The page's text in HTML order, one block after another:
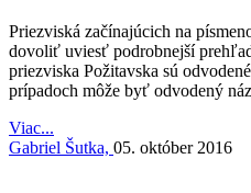
Priezviská začínajúcich na
dovoliť uviesť podrobnejší
priezviska Požitavska sú
prípadoch môže byť odvodený
Viac...
Gabriel Šutka, 05. október 2016